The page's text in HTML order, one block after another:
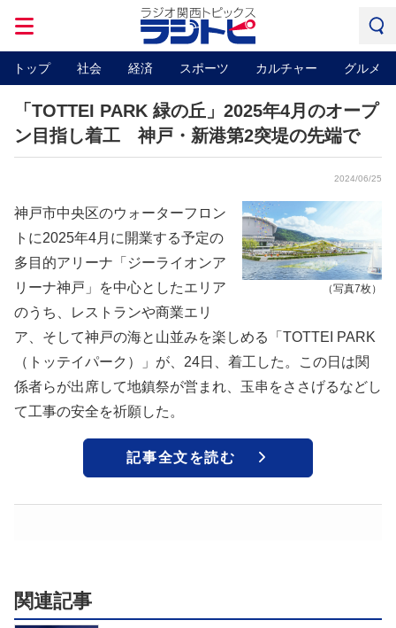
トップ 社会 経済 スポーツ カルチャー グルメ
「TOTTEI PARK 緑の丘」2025年4月のオープ
ン目指し着工 神戸・新港第2突堤の先端で
2024/06/25
（写真7枚）
神戸市中央区のウォーターフロン
トに2025年4月に開業する予定の
多目的アリーナ「ジーライオンア
リーナ神戸」を中心としたエリア
のうち、レストランや商業エリ
ア、そして神戸の海と山並みを楽しめる「TOTTEI PARK
（トッテイパーク）」が、24日、着工した。この日は関
係者らが出席して地鎮祭が営まれ、玉串をささげるなどし
て工事の安全を祈願した。
記事全文を読む
関連記事